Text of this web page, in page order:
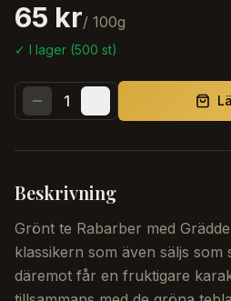
65 kr/ 100g
✓ I lager (500 st)
1
Beskrivning
Grönt te Rabarber med
klassikern som även säljs som
däremot får en fruktigare